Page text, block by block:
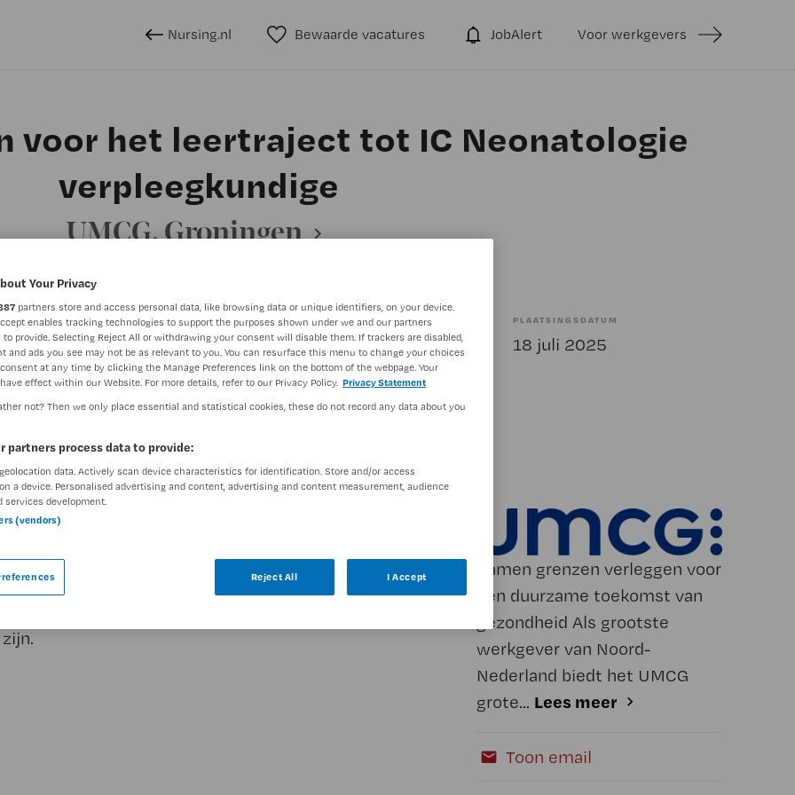
Nursing.nl Bewaarde vacatures JobAlert Voor werkgevers
voor het leertraject tot IC Neonatologie
verpleegkundige
UMCG, Groningen
Overige beroepen verpleegkunde
BRANCHE
Ziekenhuis
AANSTELLING
Niet nader bepaald
PLAATSINGSDATUM
18 juli 2025
leertraject tot IC Neonatologie
Hieronder staan enkele vergelijkbare
Samen grenzen verleggen voor
een duurzame toekomst van
gezondheid Als grootste
werkgever van Noord-
Nederland biedt het UMCG
grote... Lees meer
Toon email
Your Privacy
partners store and access personal data, like browsing data or unique identifiers, on your device.
enables tracking technologies to support the purposes shown under we and our partners
to provide. Selecting Reject All or withdrawing your consent will disable them. If trackers are disabled,
and ads you see may not be as relevant to you. You can resurface this menu to change your choices
at any time by clicking the Manage Preferences link on the bottom of the webpage. Your
effect within our Website. For more details, refer to our Privacy Policy. Privacy Statement
not? Then we only place essential and statistical cookies, these do not record any data about you
partners process data to provide:
data. Actively scan device characteristics for identification. Store and/or access
a device. Personalised advertising and content, advertising and content measurement, audience
services development.
(vendors)
Reject All I Accept